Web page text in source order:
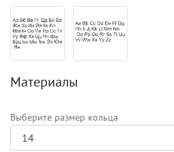
Материалы
Выберите размер кольца